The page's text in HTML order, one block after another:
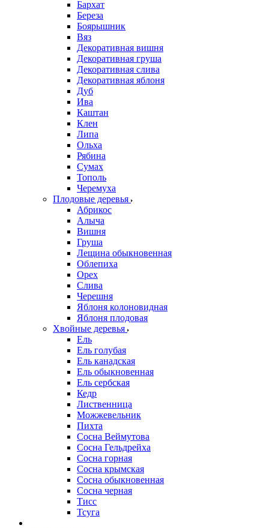
Бархат
Береза
Боярышник
Вяз
Декоративная вишня
Декоративная груша
Декоративная слива
Декоративная яблоня
Дуб
Ива
Каштан
Клен
Липа
Ольха
Рябина
Сумах
Тополь
Черемуха
Плодовые деревья
Абрикос
Алыча
Вишня
Груша
Лещина обыкновенная
Облепиха
Орех
Слива
Черешня
Яблоня колоновидная
Яблоня плодовая
Хвойные деревья
Ель
Ель голубая
Ель канадская
Ель обыкновенная
Ель сербская
Кедр
Лиственница
Можжевельник
Пихта
Сосна Веймутова
Сосна Гельдрейха
Сосна горная
Сосна крымская
Сосна обыкновенная
Сосна черная
Тисс
Тсуга